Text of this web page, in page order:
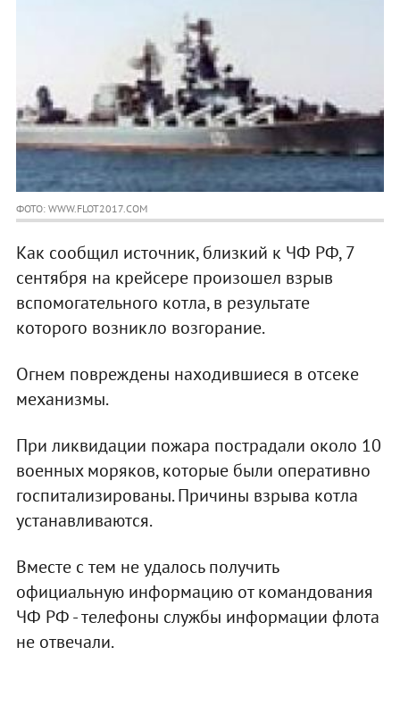
ФОТО: WWW.FLOT2017.COM
Как сообщил источник, близкий к ЧФ РФ, 7
сентября на крейсере произошел взрыв
вспомогательного котла, в результате
которого возникло возгорание.
Огнем повреждены находившиеся в отсеке
механизмы.
При ликвидации пожара пострадали около 10
военных моряков, которые были оперативно
госпитализированы. Причины взрыва котла
устанавливаются.
Вместе с тем не удалось получить
официальную информацию от командования
ЧФ РФ - телефоны службы информации флота
не отвечали.